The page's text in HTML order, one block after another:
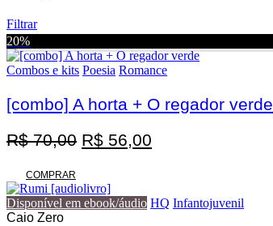
Filtrar
Promoção
20%
Combos e kits Poesia Romance
[combo] A horta + O regador verde
R$70,00 O
era:
R$ 56,00
é:
COMPRAR
Disponível em ebook/áudio HQ Infantojuvenil
Caio Zero